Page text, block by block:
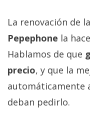
La renovación de la
Pepephone la
Hablamos de que
precio, y que la
automáticamente
deban pedirlo.